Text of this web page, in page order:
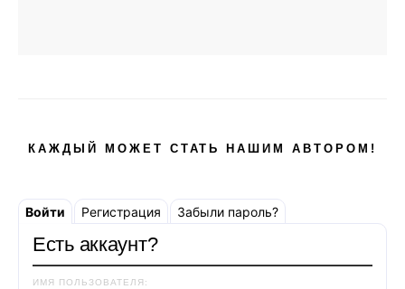
КАЖДЫЙ МОЖЕТ СТАТЬ НАШИМ АВТОРОМ!
Войти Регистрация Забыли пароль?
Есть аккаунт?
ИМЯ ПОЛЬЗОВАТЕЛЯ: